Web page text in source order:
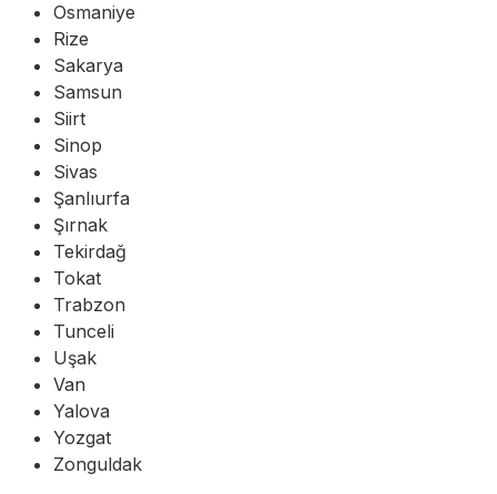
Osmaniye
Rize
Sakarya
Samsun
Siirt
Sinop
Sivas
Şanlıurfa
Şırnak
Tekirdağ
Tokat
Trabzon
Tunceli
Uşak
Van
Yalova
Yozgat
Zonguldak